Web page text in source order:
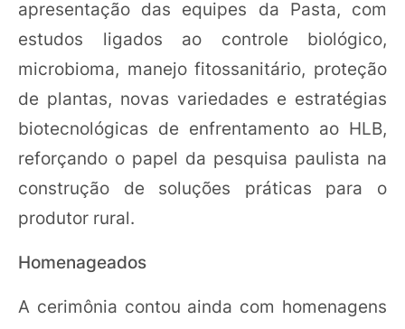
apresentação das equipes da Pasta, com
estudos ligados ao controle biológico,
microbioma, manejo fitossanitário, proteção
de plantas, novas variedades e estratégias
biotecnológicas de enfrentamento ao HLB,
reforçando o papel da pesquisa paulista na
construção de soluções práticas para o
produtor rural.
Homenageados
A cerimônia contou ainda com homenagens